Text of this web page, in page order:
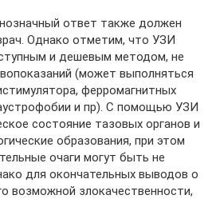
ответ также должен
Однако отметим, что УЗИ
и дешевым методом, не
(может выполняться
ферромагнитных
и пр). С помощью УЗИ
состояние тазовых органов и
образования, при этом
очаги могут быть не
для окончательных выводов о
возможной злокачественности,